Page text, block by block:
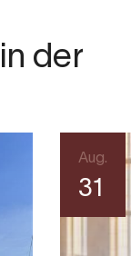
der
Aug.
31